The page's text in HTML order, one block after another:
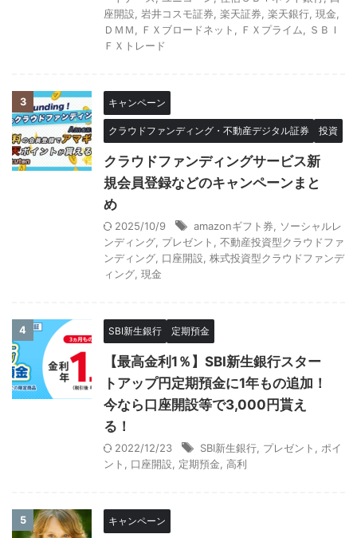
座開設 岩井コスモ証券 楽天証券 楽天銀行 現金
ＤＭＭ
ＦＸブロードネット ＦＸプライム
ＳＢＩ
ＦＸトレード
3 キャンペーン
クラウドファンディング・不動産デジタル証券 投資
クラウドファンディングサービス新
規会員登録などのキャンペーンまと
め
2025/10/9 amazonギフト券
ソーシャルレ
ンディング プレゼント
不動産投資型クラウドファ
ンディング 口座開設 株式投資型クラウドファンデ
ィング 現金
4 SBI新生銀行 定期預金
【最高金利1％】SBI新生銀行スター
トアップ円定期預金に1年もの追加！
今なら口座開設等で3,000円貰え
る！
2022/12/23 SBI新生銀行 プレゼント
ポイ
ント
口座開設 定期預金 高利
5 キャンペーン